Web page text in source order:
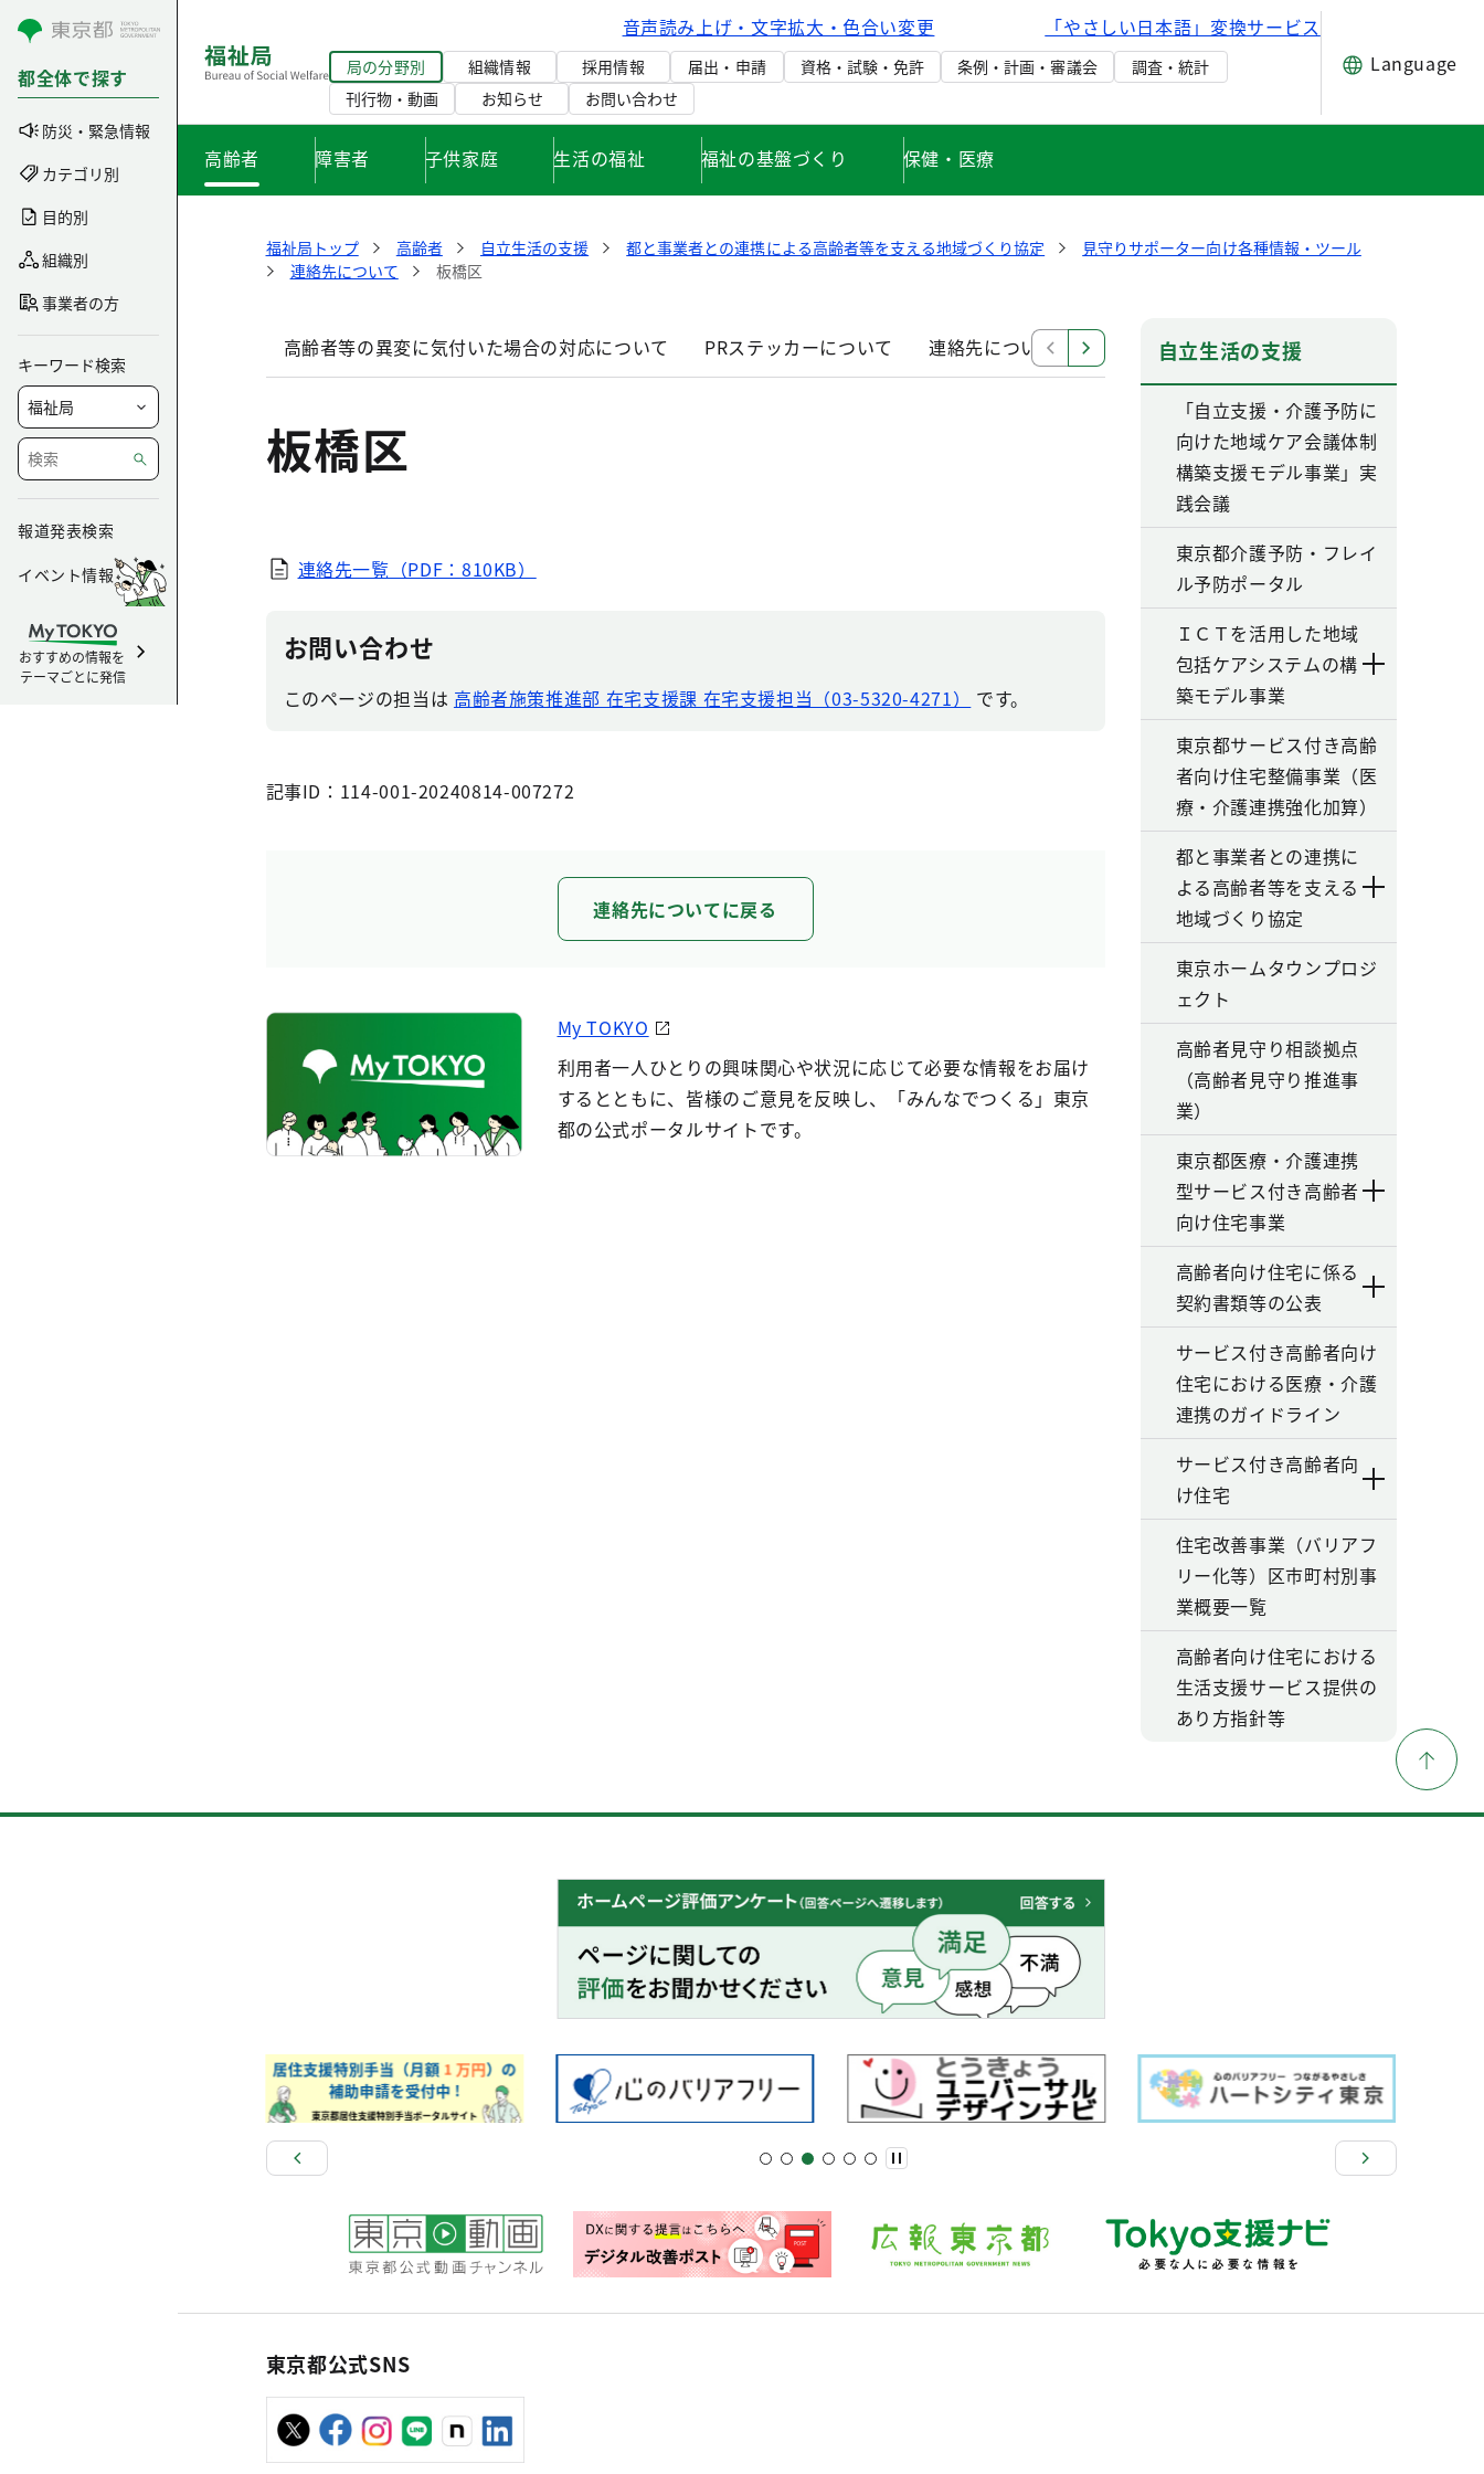
コンテンツにスキップ
都全体で探す
防災・緊急情報
カテゴリ別
目的別
組織別
事業者の方
キーワード検索
報道発表検索
イベント情報
おすすめの情報を
テーマごとに発信
音声読み上げ・文字拡大・色合い変更 「やさしい日本語」変換サービス
局の分野別 組織情報 採用情報 届出・申請 資格・試験・免許 条例・計画・審議会
調査・統計
刊行物・動画
お知らせ お問い合わせ
Language
高齢者 障害者 子供家庭 生活の福祉 福祉の基盤づくり 保健・医療
福祉局トップ 高齢者 自立生活の支援 都と事業者との連携による高齢者等を支える地域づくり協定
見守りサポーター向け各種情報・ツール
連絡先について
板橋区
高齢者等の異変に気付いた場合の対応について PRステッカーについて 連絡先について 東京都高齢者見守りサポーターアプリ
板橋区
連絡先一覧（PDF：810KB）
お問い合わせ
このページの担当は 高齢者施策推進部 在宅支援課 在宅支援担当（03-5320-4271） です。
記事ID：114-001-20240814-007272
連絡先についてに戻る
My TOKYO
利用者一人ひとりの興味関心や状況に応じて必要な情報をお届け
するとともに、皆様のご意見を反映し、「みんなでつくる」東京
都の公式ポータルサイトです。
自立生活の支援
「自立支援・介護予防に
向けた地域ケア会議体制
構築支援モデル事業」実
践会議
東京都介護予防・フレイ
ル予防ポータル
ＩＣＴを活用した地域
包括ケアシステムの構
築モデル事業
東京都サービス付き高齢
者向け住宅整備事業（医
療・介護連携強化加算）
都と事業者との連携に
よる高齢者等を支える
地域づくり協定
東京ホームタウンプロジ
ェクト
高齢者見守り相談拠点
（高齢者見守り推進事
業）
東京都医療・介護連携
型サービス付き高齢者
向け住宅事業
高齢者向け住宅に係る
契約書類等の公表
サービス付き高齢者向け
住宅における医療・介護
連携のガイドライン
サービス付き高齢者向
け住宅
住宅改善事業（バリアフ
リー化等）区市町村別事
業概要一覧
高齢者向け住宅における
生活支援サービス提供の
あり方指針等
東京都公式SNS